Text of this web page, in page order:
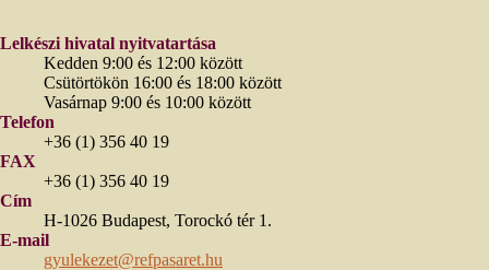
Lelkészi hivatal nyitvatartása
Kedden 9:00 és 12:00 között
Csütörtökön 16:00 és 18:00 között
Vasárnap 9:00 és 10:00 között
Telefon
+36 (1) 356 40 19
FAX
+36 (1) 356 40 19
Cím
H-1026 Budapest, Torockó tér 1.
E-mail
gyulekezet@refpasaret.hu